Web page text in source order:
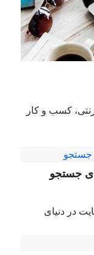
کسب و کار
جستجو
در دنیای